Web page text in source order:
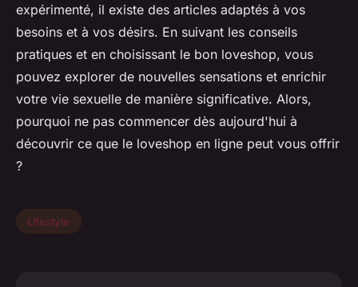
expérimenté, il existe des articles adaptés à vos
besoins et à vos désirs. En suivant les conseils
pratiques et en choisissant le bon loveshop, vous
pouvez explorer de nouvelles sensations et enrichir
votre vie sexuelle de manière significative. Alors,
pourquoi ne pas commencer dès aujourd'hui à
découvrir ce que le loveshop en ligne peut vous offrir
?
Lifestyle